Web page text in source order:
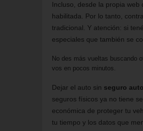
Incluso, desde la propia
habilitada. Por lo tanto,
tradicional. Y atención: si
especiales que también se
No des más vueltas buscando
vos en pocos minutos.
Dejar el auto sin seguro
seguros físicos ya no tiene
económica de proteger tu
tu tiempo y los datos que